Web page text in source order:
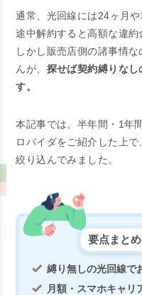
通常、光回線には24ヶ月
途中解約すると高額な違約
しかし販売店側の諸事情
んが、 探せば契約縛りな
す。
本記事では、半年間・1年
ロバイダをご紹介した上
絞り込んでみました。
要点まとめ
縛り無しの光回線で
月額・スマホキャリ